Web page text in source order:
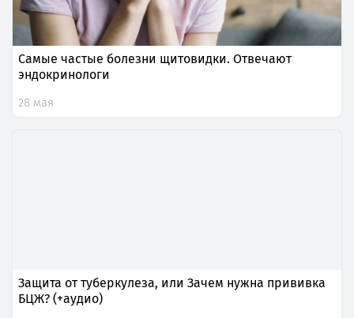
Самые частые болезни щитовидки. Отвечают
эндокринологи
28 мая
Защита от туберкулеза, или Зачем нужна прививка
БЦЖ? (+аудио)